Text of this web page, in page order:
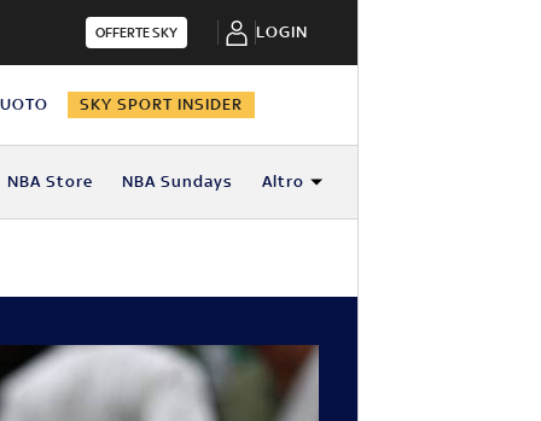
OFFERTE SKY LOGIN
SKY SPORT INSIDER
NBA Store NBA Sundays Altro